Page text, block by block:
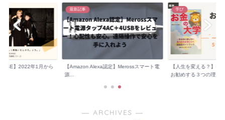
】2022年1月から
最新記事
【Amazon Alexa認定】Merossスマート電
源...
学び
【人生を変える？】書
お勧めする３つの理...
― ARCHIVES ―